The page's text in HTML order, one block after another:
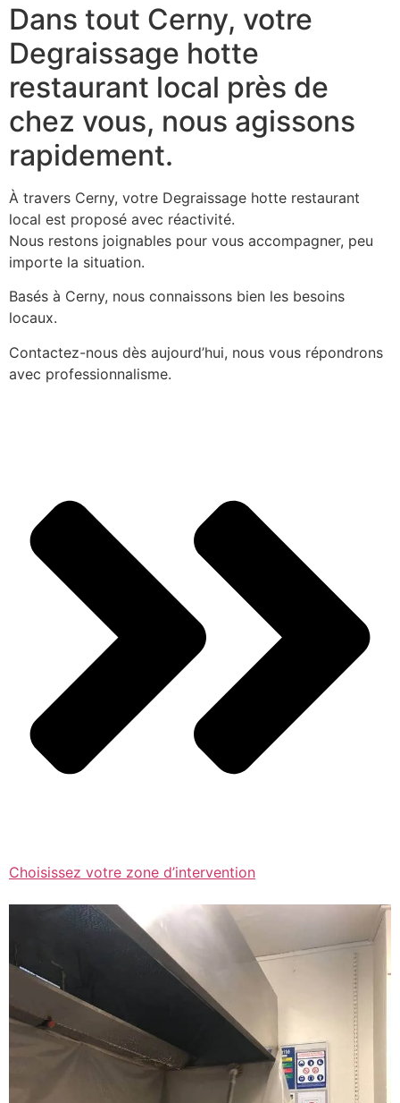
Dans tout Cerny, votre
Degraissage hotte
restaurant local près de
chez vous, nous agissons
rapidement.
À travers Cerny, votre Degraissage hotte restaurant
local est proposé avec réactivité.
Nous restons joignables pour vous accompagner, peu
importe la situation.
Basés à Cerny, nous connaissons bien les besoins
locaux.
Contactez-nous dès aujourd’hui, nous vous répondrons
avec professionnalisme.
Choisissez votre zone d’intervention